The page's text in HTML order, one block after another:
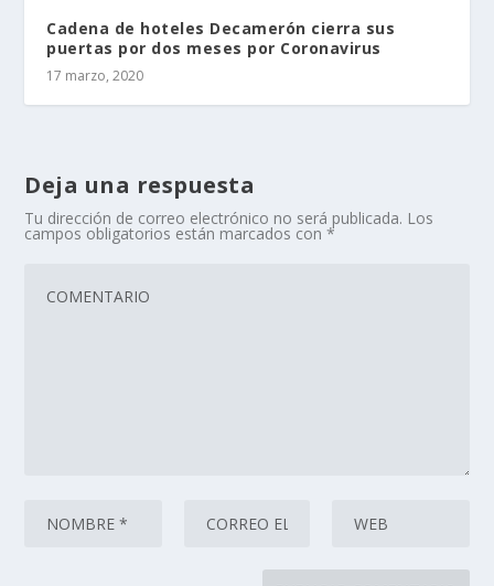
Cadena de hoteles Decamerón cierra sus
puertas por dos meses por Coronavirus
17 marzo, 2020
Deja una respuesta
Tu dirección de correo electrónico no será publicada. Los
campos obligatorios están marcados con*